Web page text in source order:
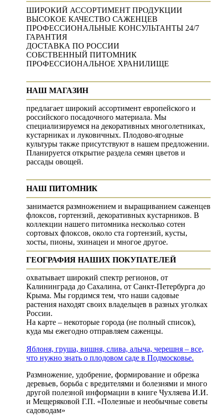
ШИРОКИЙ АССОРТИМЕНТ ПРОДУКЦИИ
ВЫСОКОЕ КАЧЕСТВО САЖЕНЦЕВ
ПРОФЕССИОНАЛЬНЫЕ КОНСУЛЬТАНТЫ 24/7
ГАРАНТИЯ
ДОСТАВКА ПО РОССИИ
СОБСТВЕННЫЙ ПИТОМНИК
ПРОФЕССИОНАЛЬНОЕ ХРАНИЛИЩЕ
НАШ МАГАЗИН
предлагает широкий ассортимент европейского и
российского посадочного материала. Мы
специализируемся на декоративных многолетниках,
кустарниках и луковичных. Плодово-ягодные
культуры также присутствуют в нашем предложении.
Планируется открытие раздела семян цветов и
рассады овощей.
НАШ ПИТОМНИК
занимается размножением и выращиванием саженцев
флоксов, гортензий, декоративных кустарников. В
коллекции нашего питомника несколько сотен
сортовых флоксов, около ста гортензий, кусты,
хосты, пионы, эхинацеи и многое другое.
ГЕОГРАФИЯ НАШИХ ПОКУПАТЕЛЕЙ
охватывает широкий спектр регионов, от
Калининграда до Сахалина, от Санкт-Петербурга до
Крыма. Мы гордимся тем, что наши садовые
растения находят своих владельцев в разных уголках
России.
На карте – некоторые города (не полный список),
куда мы ежегодно отправляем саженцы.
Яблоня, груша, вишня, слива, алыча, черешня – все,
что нужно знать о плодовом саде в Подмосковье.
Размножение, удобрение, формирование и обрезка
деревьев, борьба с вредителями и болезнями и много
другой полезной информации в книге Чухляева И.И.
и Мещеряковой Г.П. «Полезные и необычные советы
садоводам»